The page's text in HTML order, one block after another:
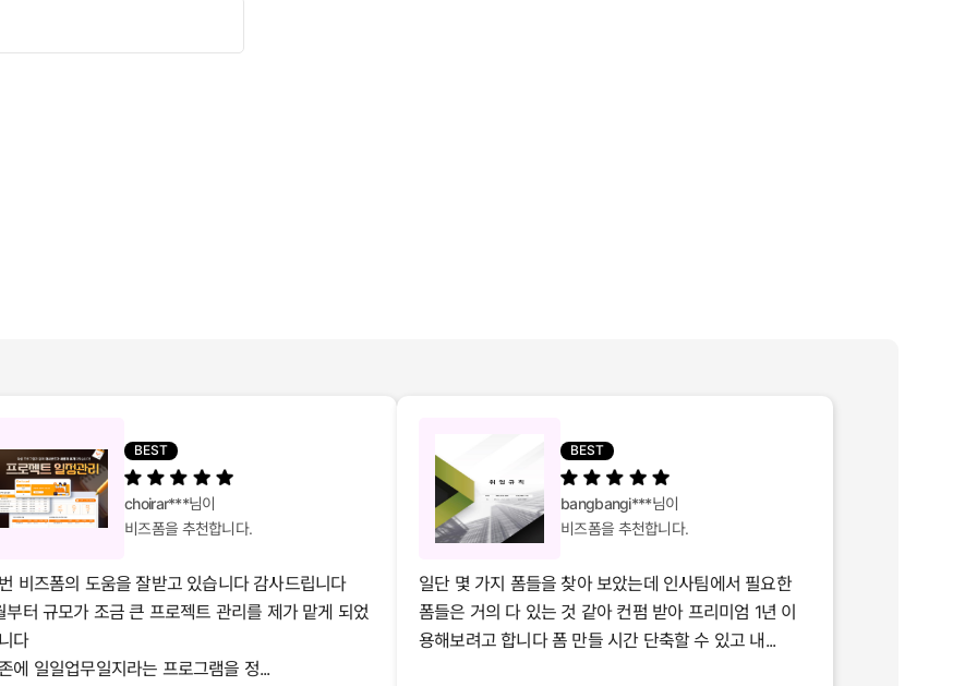
BEST
choirar***님이
비즈폼을 추천합니다.
비즈폼의 도움을 잘받고 있습니다 감사드립니다
부터 규모가 조금 큰 프로젝트 관리를 제가 맡게 되었
다
에 일일업무일지라는 프로그램을 정...
BEST
bangbangi***님이
비즈폼을 추천합니다.
일단 몇 가지 폼들을 찾아 보았는데 인사팀에서 필요한
폼들은 거의 다 있는 것 같아 컨펌 받아 프리미엄 1년 이
용해보려고 합니다 폼 만들 시간 단축할 수 있고 내...